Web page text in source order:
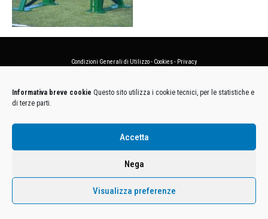
Informativa breve cookie Questo sito utilizza i cookie tecnici, per le statistiche e
di terze parti.
Accetta
Nega
Visualizza preferenze
Condizioni Generali di Utilizzo- Cookies- Privacy
Euro 12.500.000 i.v. - C.F. e Iscr. Reg. Imp. Monza e Brianza 02137480964 - R.E.A. MB-1370021 -
P.IVA. 11005760159 - Direzione e coordinamento art. 2497 C.C. DECATHLON SA, Villeneuve